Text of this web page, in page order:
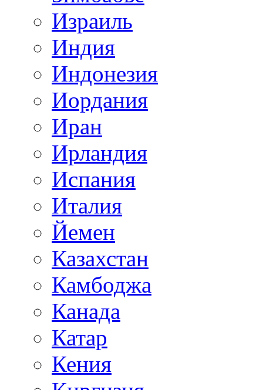
Израиль
Индия
Индонезия
Иордания
Иран
Ирландия
Испания
Италия
Йемен
Казахстан
Камбоджа
Канада
Катар
Кения